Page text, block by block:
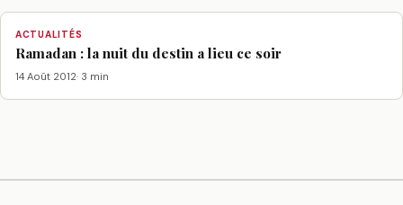
ACTUALITÉS
Ramadan : la nuit du destin a lieu ce soir
14 Août 2012· 3 min